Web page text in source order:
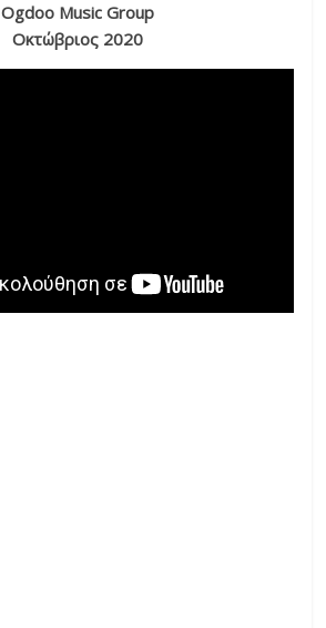
Ogdoo Music Group
Οκτώβριος 2020